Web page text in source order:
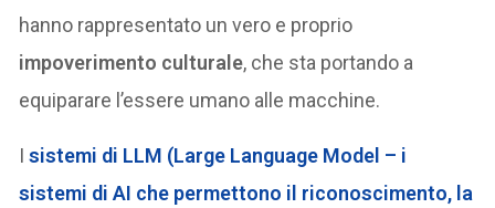
hanno rappresentato un vero e proprio
impoverimento culturale, che sta portando a
equiparare l’essere umano alle macchine.
Isistemi di LLM (Large Language Model – i
sistemi di AI che permettono il riconoscimento, la